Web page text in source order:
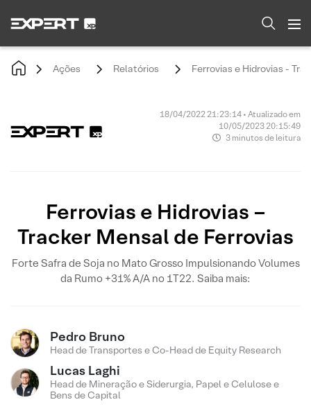
Ações Relatórios Ferrovias e Hidrovias -
18/04/2022 21:23:14 • Atualizado em
10/05/2023 20:15:49
3 minutos de leitura
Ferrovias e Hidrovias –
Tracker Mensal de Ferrovias
Forte Safra de Soja no Mato Grosso Impulsionando Volumes
da Rumo +31% A/A no 1T22. Saiba mais:
Pedro Bruno
Head de Transportes e Co-Head de Equity Research
Lucas Laghi
Head de Mineração e Siderurgia, Papel e Celulose e
Bens de Capital